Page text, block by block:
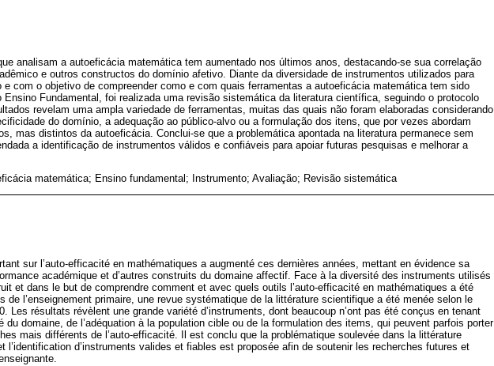
analisam a autoeficácia matemática tem aumentado nos últimos anos, destacando-se sua correlação
e outros constructos do domínio afetivo. Diante da diversidade de instrumentos utilizados para
com o objetivo de compreender como e com quais ferramentas a autoeficácia matemática tem sido
Ensino Fundamental, foi realizada uma revisão sistemática da literatura científica, seguindo o protocolo
revelam uma ampla variedade de ferramentas, muitas das quais não foram elaboradas considerando
do domínio, a adequação ao público-alvo ou a formulação dos itens, que por vezes abordam
mas distintos da autoeficácia. Conclui-se que a problemática apontada na literatura permanece sem
a identificação de instrumentos válidos e confiáveis para apoiar futuras pesquisas e melhorar a
matemática; Ensino fundamental; Instrumento; Avaliação; Revisão sistemática
sur l’auto-efficacité en mathématiques a augmenté ces dernières années, mettant en évidence sa
académique et d’autres construits du domaine affectif. Face à la diversité des instruments utilisés
et dans le but de comprendre comment et avec quels outils l’auto-efficacité en mathématiques a été
de l’enseignement primaire, une revue systématique de la littérature scientifique a été menée selon le
Les résultats révèlent une grande variété d’instruments, dont beaucoup n’ont pas été conçus en tenant
du domaine, de l’adéquation à la population cible ou de la formulation des items, qui peuvent parfois porter
mais différents de l’auto-efficacité. Il est conclu que la problématique soulevée dans la littérature
l’identification d’instruments valides et fiables est proposée afin de soutenir les recherches futures et